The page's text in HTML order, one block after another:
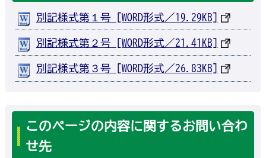
別記様式第１号 [WORD形式／19.29KB]
別記様式第２号 [WORD形式／21.41KB]
別記様式第３号 [WORD形式／26.83KB]
このページの内容に関するお問い合わ
せ先